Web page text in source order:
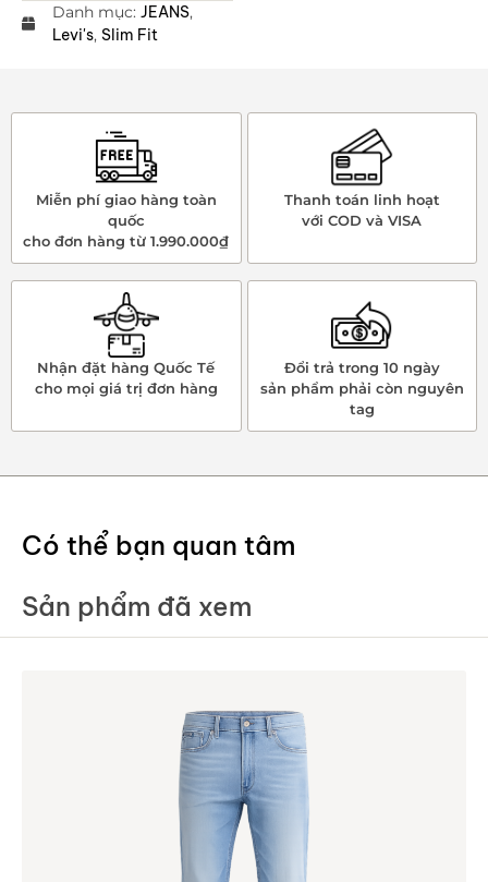
Danh mục: JEANS,
Levi's, Slim Fit
Miễn phí giao hàng toàn
quốc
cho đơn hàng từ 1.990.000₫
Thanh toán linh hoạt
với COD và VISA
Nhận đặt hàng Quốc Tế
cho mọi giá trị đơn hàng
Đổi trả trong 10 ngày
sản phẩm phải còn nguyên
tag
Có thể bạn quan tâm
Sản phẩm đã xem